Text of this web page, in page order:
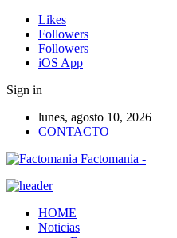
Likes
Followers
Followers
iOS App
Sign in
lunes, agosto 10, 2026
CONTACTO
Factomania -
HOME
Noticias